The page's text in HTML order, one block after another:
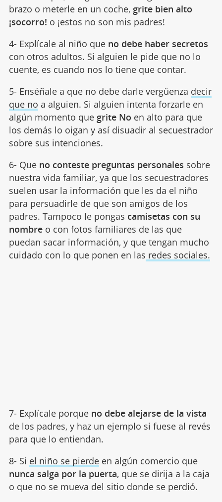
brazo o meterle en un coche, grite bien alto
¡socorro! o ¡estos no son mis padres!
4- Explícale al niño que no debe haber secretos
con otros adultos. Si alguien le pide que no lo
cuente, es cuando nos lo tiene que contar.
5- Enséñale a que no debe darle vergüenza decir
que no a alguien. Si alguien intenta forzarle en
algún momento quegrite No en alto para que
los demás lo oigan y así disuadir al secuestrador
sobre sus intenciones.
6- Que no conteste preguntas personales sobre
nuestra vida familiar, ya que los secuestradores
suelen usar la información que les da el niño
para persuadirle de que son amigos de los
padres. Tampoco le pongas camisetas con su
nombreo con fotos familiares de las que
puedan sacar información, y que tengan mucho
cuidado con lo que ponen en las redes sociales.
7- Explícale porqueno debe alejarse de la vista
de los padres, y haz un ejemplo si fuese al revés
para que lo entiendan.
8- Si el niño se pierdeen algún comercio que
nunca salga por la puerta, que se dirija a la caja
o que no se mueva del sitio donde se perdió.